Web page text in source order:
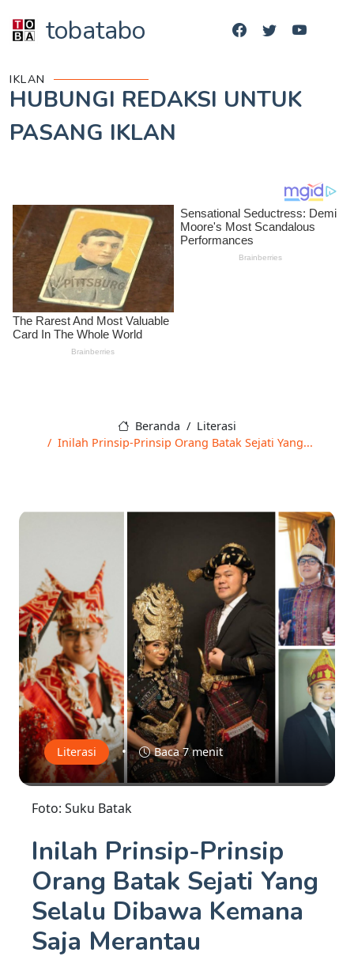
tobatabo
IKLAN
HUBUNGI REDAKSI UNTUK
PASANG IKLAN
Beranda
Literasi
Inilah Prinsip-Prinsip Orang Batak Sejati Yang...
Literasi • Baca 7 menit
Foto: Suku Batak
Inilah Prinsip-Prinsip
Orang Batak Sejati Yang
Selalu Dibawa Kemana
Saja Merantau